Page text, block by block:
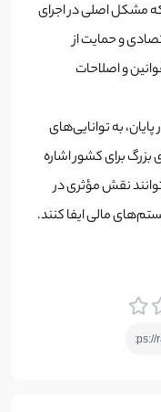
مشکل اصلی در اجرای
و حمایت از
و اصلاحات
به توانایی‌های
برای کشور اشاره
نقش مؤثری در
مالی ایفا کنند.